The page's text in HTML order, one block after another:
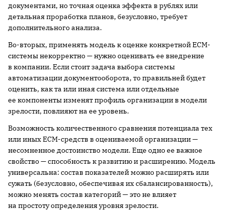
документами, но точная оценка эффекта в рублях или
детальная проработка планов, безусловно, требует
дополнительного анализа.
Во-вторых, применять модель к оценке конкретной ECM-
системы некорректно — нужно оценивать ее внедрение
в компании. Если стоит задача выбора системы
автоматизации документооборота, то правильней будет
оценить, как та или иная система или отдельные
ее компоненты изменят профиль организации в модели
зрелости, повлияют на ее уровень.
Возможность количественного сравнения потенциала тех
или иных ECM-средств в оцениваемой организации —
несомненное достоинство модели. Еще одно ее важное
свойство — способность к развитию и расширению. Модель
универсальна: состав показателей можно расширять или
сужать (безусловно, обеспечивая их сбалансированность),
можно менять состав категорий — это не влияет
на простоту определения уровня зрелости.